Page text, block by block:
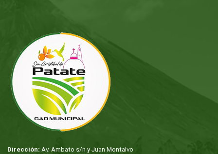
Dirección: Av. Ambato s/n y Juan Montalvo